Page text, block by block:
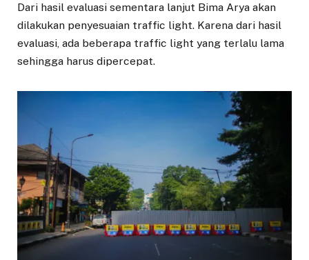
Dari hasil evaluasi sementara lanjut Bima Arya akan
dilakukan penyesuaian traffic light. Karena dari hasil
evaluasi, ada beberapa traffic light yang terlalu lama
sehingga harus dipercepat.